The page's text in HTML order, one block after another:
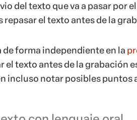
del texto que va a pasar por
repasar el texto antes de la
de forma independiente en la
el texto antes de la grabación
incluso notar posibles puntos